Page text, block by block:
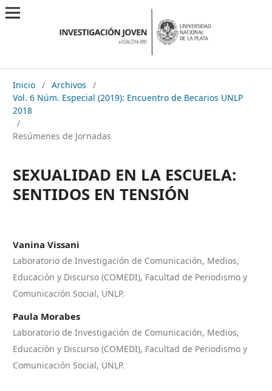
Inicio / Archivos
/
Vol. 6 Núm. Especial (2019): Encuentro de Becarios UNLP
2018
/
Resúmenes de Jornadas
SEXUALIDAD EN LA ESCUELA:
SENTIDOS EN TENSIÓN
Vanina Vissani
Laboratorio de Investigación de Comunicación, Medios,
Educación y Discurso (COMEDI), Facultad de Periodismo y
Comunicación Social, UNLP.
Paula Morabes
Laboratorio de Investigación de Comunicación, Medios,
Educación y Discurso (COMEDI), Facultad de Periodismo y
Comunicación Social, UNLP.